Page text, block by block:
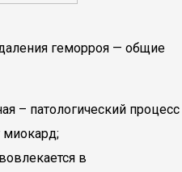
геморроя — общие
– патологический процесс
миокард;
в